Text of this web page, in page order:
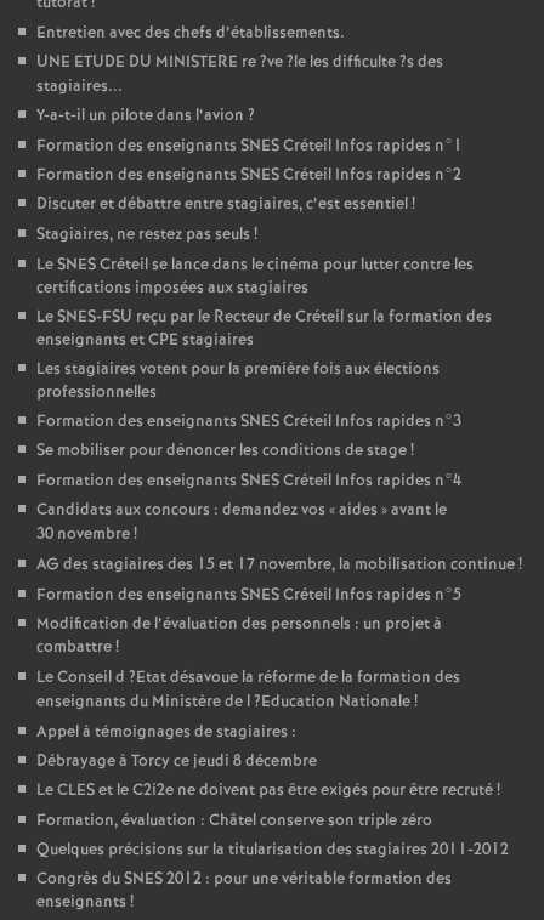
Entretien avec des chefs d’établissements.
UNE ETUDE DU MINISTERE re?ve?le les difficulte?s des
stagiaires...
Y-a-t-il un pilote dans l’avion ?
Formation des enseignants SNESCréteil Infos rapides n°1
Formation des enseignants SNESCréteil Infos rapides n°2
Discuter et débattre entre stagiaires, c’est essentiel!
Stagiaires, ne restez pas seuls !
LeSNESCréteil se lance dans le cinéma pour lutter contre les
certifications imposées aux stagiaires
LeSNES-FSU reçu par le Recteur de Créteil sur la formation des
enseignants etCPE stagiaires
Les stagiaires votent pour la première fois aux élections
professionnelles
Formation des enseignants SNESCréteil Infos rapides n°3
Se mobiliser pour dénoncer les conditions de stage!
Formation des enseignants SNESCréteil Infos rapides n°4
Candidats aux concours : demandez vos «aides » avant le
30 novembre!
AG des stagiaires des 15 et 17 novembre, la mobilisation continue!
Formation des enseignants SNESCréteil Infos rapides n°5
Modification de l’évaluation des personnels : un projet à
combattre!
Le Conseil d ?Etat désavoue la réforme de la formation des
enseignants du Ministère de l?Education Nationale!
Appel à témoignages de stagiaires :
Débrayage à Torcy ce jeudi 8 décembre
LeCLESet le C2i2e ne doivent pas être exigés pour être recruté!
Formation, évaluation : Châtel conserve son triple zéro
Quelques précisions sur la titularisation des stagiaires 2011-2012
Congrès duSNES2012 : pour une véritable formation des
enseignants !